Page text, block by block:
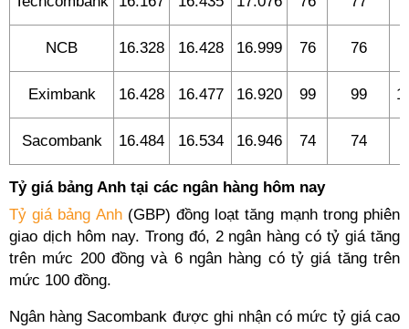
NCB 16.328 16.428 16.999 76 76
Eximbank 16.428 16.477 16.920 99 99
Sacombank 16.484 16.534 16.946 74 74
Tỷ giá bảng Anh tại các ngân hàng hôm nay
Tỷ giá bảng Anh(GBP) đồng loạt tăng mạnh trong phiên
giao dịch hôm nay. Trong đó, 2 ngân hàng có tỷ giá tăng
trên mức 200 đồng và 6 ngân hàng có tỷ giá tăng trên
mức 100 đồng.
Ngân hàng Sacombank được ghi nhận có mức tỷ giá cao